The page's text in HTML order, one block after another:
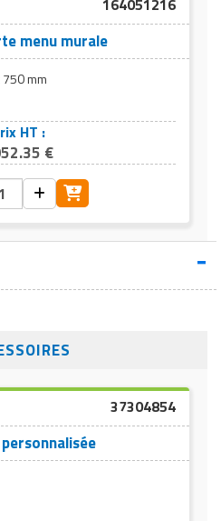
menu murale
mm
HT :
€
37304854